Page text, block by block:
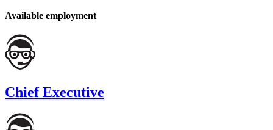
Available employment
Chief Executive